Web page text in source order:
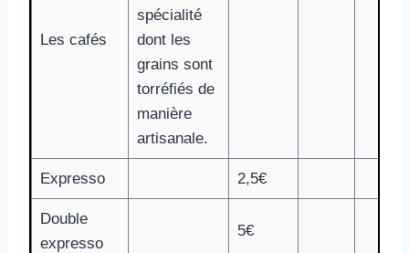
Les cafés
spécialité
dont les
grains sont
torréfiés de
manière
artisanale.
Expresso 2,5€
Double
expresso
5€